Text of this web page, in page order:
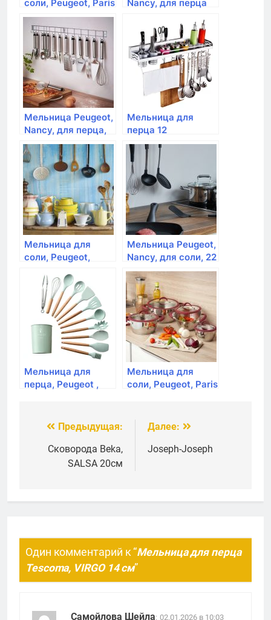
соли, Peugeot, Paris
, 22 см, черный лак
Nancy, для перца
Мельница Peugeot,
Nancy, для перца,
12 см, акрил
Мельница для
перца 12
Paris uselect
Мельница для
соли, Peugeot,
см, серый, на
батарейках
Мельница Peugeot,
Nancy, для соли, 22
см, акрил
Мельница для
перца, Peugeot ,
Мельница для
соли, Peugeot, Paris
сталь
Навигация
Предыдущая:
Сковорода Beka,
SALSA 20см
Далее:
Joseph-Joseph
Один комментарий к “Мельница для перца
Tescoma, VIRGO 14 см”
Самойлова Шейла: 02.01.2026 в 10:03